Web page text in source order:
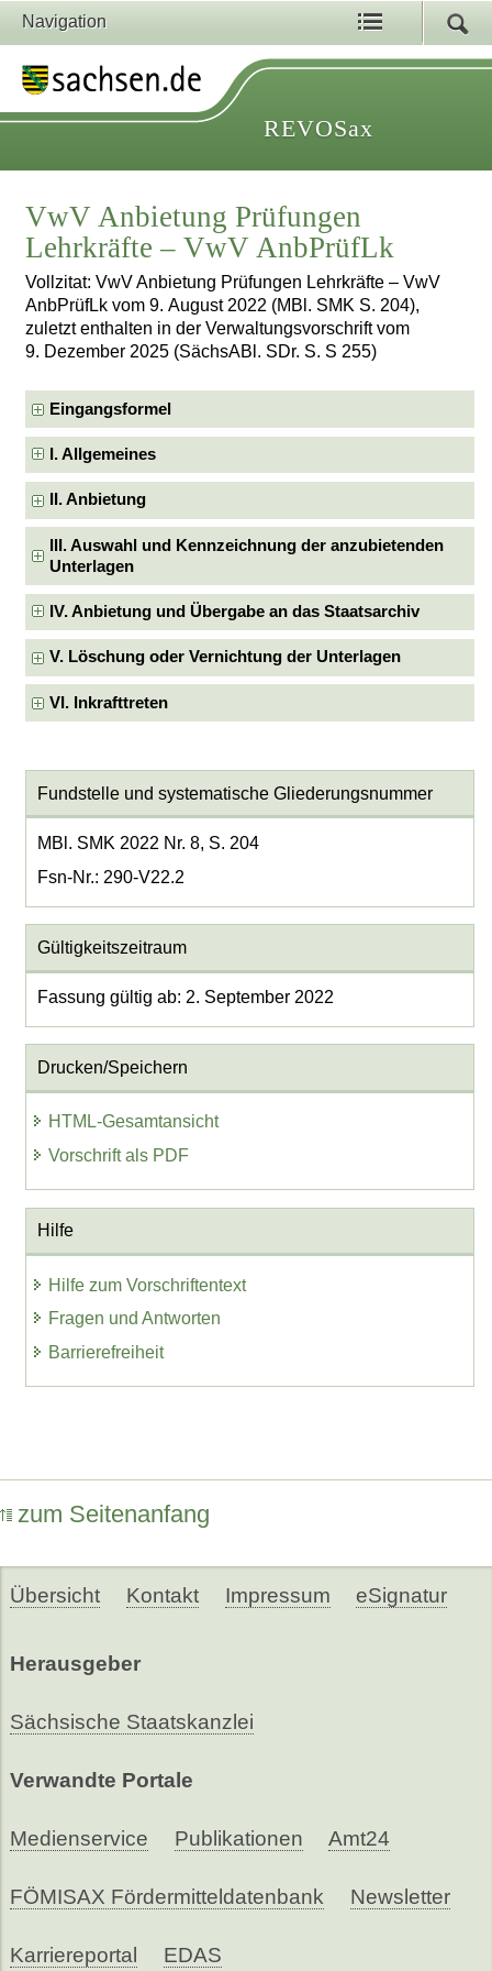
Navigation
REVOSax
VwV Anbietung Prüfungen
Lehrkräfte – VwV AnbPrüfLk
Vollzitat: VwV Anbietung Prüfungen Lehrkräfte – VwV
AnbPrüfLk vom 9. August 2022 (MBl. SMK S. 204),
zuletzt enthalten in der Verwaltungsvorschrift vom
9. Dezember 2025 (SächsABl. SDr. S. S 255)
Eingangsformel
I. Allgemeines
II. Anbietung
III. Auswahl und Kennzeichnung der anzubietenden
Unterlagen
IV. Anbietung und Übergabe an das Staatsarchiv
V. Löschung oder Vernichtung der Unterlagen
VI. Inkrafttreten
Fundstelle und systematische Gliederungsnummer
MBl. SMK 2022 Nr. 8, S. 204
Fsn-Nr.: 290-V22.2
Gültigkeitszeitraum
Fassung gültig ab: 2. September 2022
Drucken/Speichern
HTML-Gesamtansicht
Vorschrift als PDF
Hilfe
Hilfe zum Vorschriftentext
Fragen und Antworten
Barrierefreiheit
zum Seitenanfang
Übersicht Kontakt Impressum eSignatur
Herausgeber
Sächsische Staatskanzlei
Verwandte Portale
Medienservice Publikationen Amt24
FÖMISAX Fördermitteldatenbank Newsletter
Karriereportal EDAS